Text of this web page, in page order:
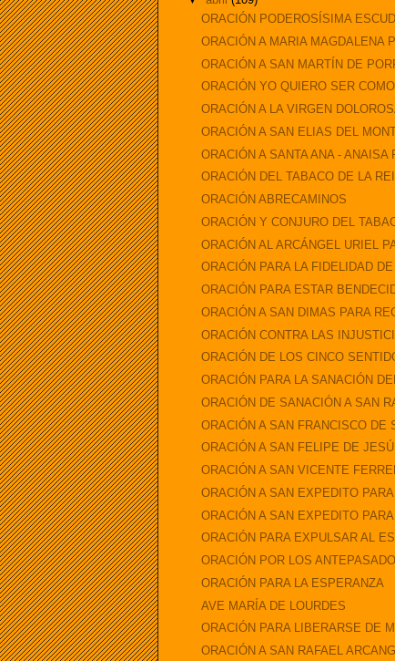
ORACIÓN PODEROSÍSIMA
ORACIÓN A MARIA MAGDALENA
ORACIÓN A SAN MARTÍN DE
ORACIÓN YO QUIERO SER
ORACIÓN A LA VIRGEN
ORACIÓN A SAN ELIAS DEL
ORACIÓN A SANTA ANA - ANAISA
ORACIÓN DEL TABACO DE LA
ORACIÓN ABRECAMINOS
ORACIÓN Y CONJURO DEL
ORACIÓN AL ARCÁNGEL URIEL
ORACIÓN PARA LA FIDELIDAD
ORACIÓN PARA ESTAR
ORACIÓN A SAN DIMAS PARA
ORACIÓN CONTRA LAS
ORACIÓN DE LOS CINCO
ORACIÓN PARA LA SANACIÓN
ORACIÓN DE SANACIÓN A SAN
ORACIÓN A SAN FRANCISCO DE
ORACIÓN A SAN FELIPE DE
ORACIÓN A SAN VICENTE
ORACIÓN A SAN EXPEDITO
ORACIÓN A SAN EXPEDITO
ORACIÓN PARA EXPULSAR AL
ORACIÓN POR LOS
ORACIÓN PARA LA ESPERANZA
AVE MARÍA DE LOURDES
ORACIÓN PARA LIBERARSE DE
ORACIÓN A SAN RAFAEL